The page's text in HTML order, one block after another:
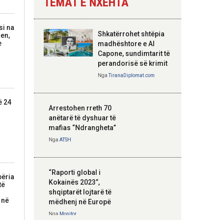
na
24
Hoxha takim me
zyrtarë të lartë të
DASH: Angazhim i
përbashkët për
strategjik
Shkatërrohet shtëpia
madhështore e Al
Capone, sundimtarit të
perandorisë së krimit
NgaTiranaDiplomat.com
Arrestohen rreth 70
anëtarë të dyshuar të
mafias “Ndrangheta”
Nga ATSH
“Raporti global i
Kokainës 2023”,
shqiptarët lojtarë të
mëdhenj në Europë
Nga Monitor